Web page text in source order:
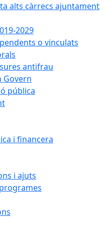
alts càrrecs ajuntament
2029
o vinculats
antifrau
Govern
pública
i financera
i ajuts